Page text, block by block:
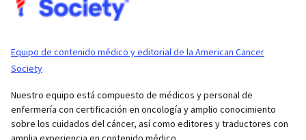
Equipo de contenido médico y editorial de la American Cancer
Society
Nuestro equipo está compuesto de médicos y personal de
enfermería con certificación en oncología y amplio conocimiento
sobre los cuidados del cáncer, así como editores y traductores con